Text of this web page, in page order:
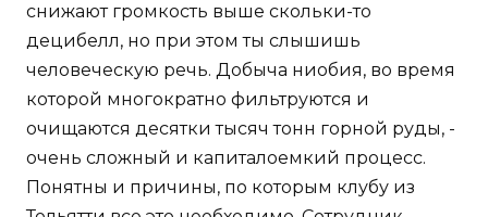
снижают громкость выше скольки-то
децибелл, но при этом ты слышишь
человеческую речь. Добыча ниобия, во время
которой многократно фильтруются и
очищаются десятки тысяч тонн горной руды, -
очень сложный и капиталоемкий процесс.
Понятны и причины, по которым клубу из